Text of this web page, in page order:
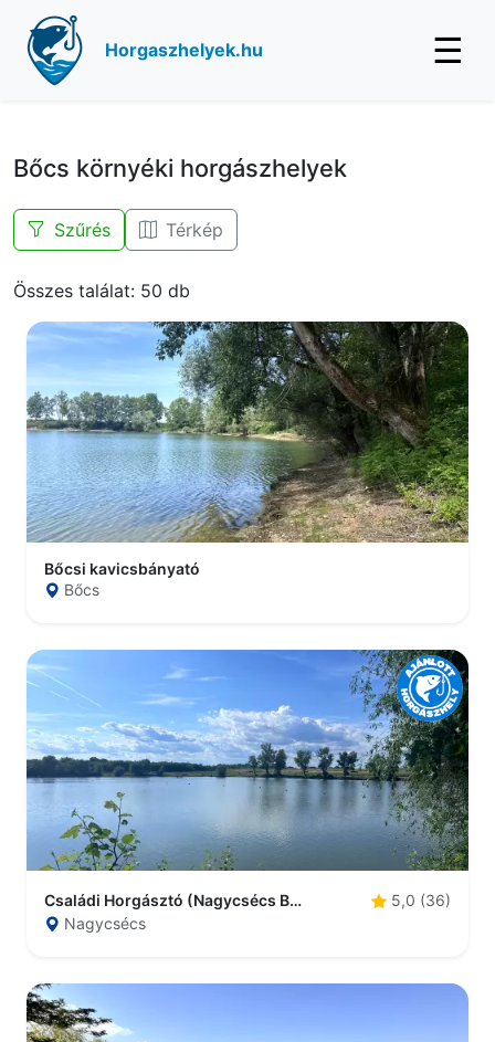
Horgaszhelyek.hu ☰
Bőcs környéki horgászhelyek
Szűrés Térkép
Összes találat: 50 db
Bőcsi kavicsbányató
Bőcs
Családi Horgásztó (Nagycsécs Belsőségi tó)
5,0 (36)
Nagycsécs